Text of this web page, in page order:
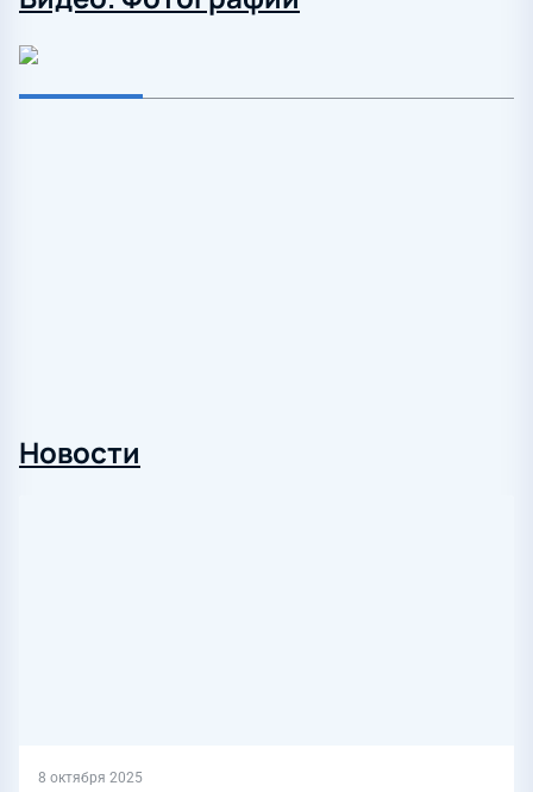
Новости
8 октября 2025